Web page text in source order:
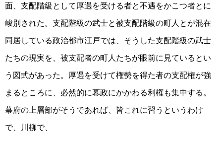
面、支配階級として厚遇を受ける者と不遇をかこつ者とに
峻別された。支配階級の武士と被支配階級の町人とが混在
同居している政治都市江戸では、そうした支配階級の武士
たちの現実を、被支配者の町人たちが眼前に見ているとい
う図式があった。厚遇を受けて権勢を得た者の支配権が強
まるところに、必然的に幕政にかかわる利権も集中する。
幕府の上層部がそうであれば、皆これに習うというわけ
で、川柳で、